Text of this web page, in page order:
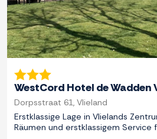
WestCord Hotel de Wadden
Dorpsstraat 61, Vlieland
Erstklassige Lage in Vlielands
Räumen und erstklassigem Service